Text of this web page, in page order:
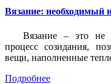
Вязание: необходимый
Вязание – это не
процесс созидания,
вещи, наполненные
Подробнее